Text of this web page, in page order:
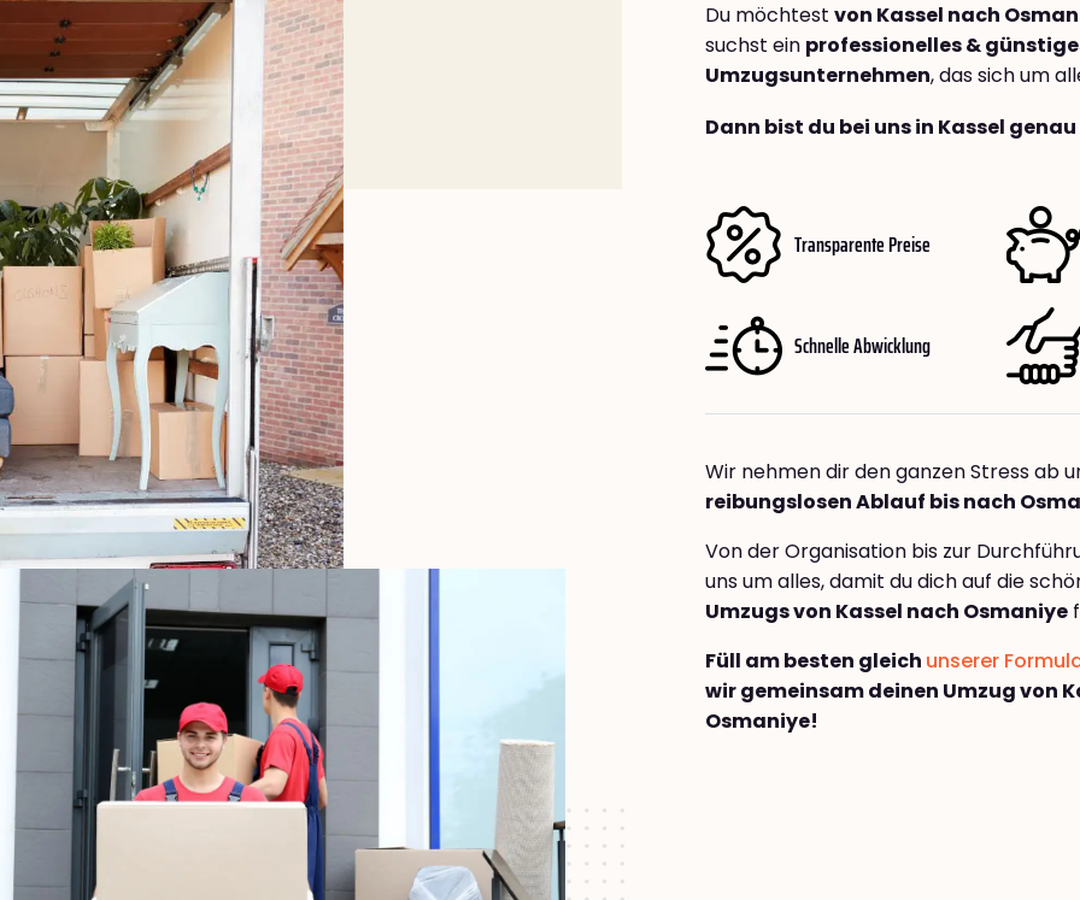
Du möchtest von Kassel nach
suchst ein professionelles &
Umzugsunternehmen, das sich um
Dann bist du bei uns in Kassel
Transparente Preise
Schnelle Abwicklung
Wir nehmen dir den ganzen Stress ab
reibungslosen Ablauf bis nach
Von der Organisation bis zur
uns um alles, damit du dich auf die
Umzugs von Kassel nach Osmaniye
Füll am besten gleich unserer
wir gemeinsam deinen Umzug von
Osmaniye!